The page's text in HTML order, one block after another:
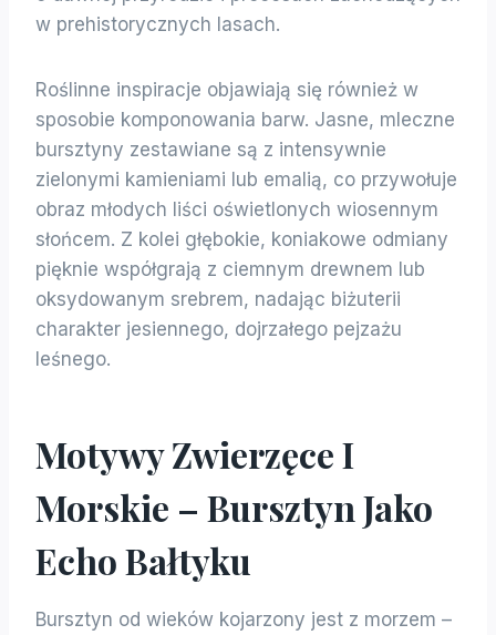
w prehistorycznych lasach.
Roślinne inspiracje objawiają się również w
sposobie komponowania barw. Jasne, mleczne
bursztyny zestawiane są z intensywnie
zielonymi kamieniami lub emalią, co przywołuje
obraz młodych liści oświetlonych wiosennym
słońcem. Z kolei głębokie, koniakowe odmiany
pięknie współgrają z ciemnym drewnem lub
oksydowanym srebrem, nadając biżuterii
charakter jesiennego, dojrzałego pejzażu
leśnego.
Motywy Zwierzęce I
Morskie – Bursztyn Jako
Echo Bałtyku
Bursztyn od wieków kojarzony jest z morzem –